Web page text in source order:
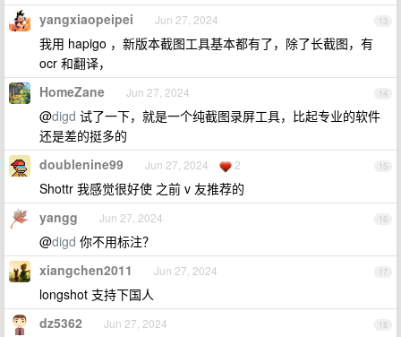
13
yangxiaopeipei Jun 27, 2024
我用 hapigo ，新版本截图工具基本都有了，除了长截图，有
ocr 和翻译，
14
HomeZane Jun 27, 2024
@digd 试了一下，就是一个纯截图录屏工具，比起专业的软件
还是差的挺多的
15
doublenine99 Jun 27, 2024 2
Shottr 我感觉很好使 之前 v 友推荐的
16
yangg Jun 27, 2024
@digd 你不用标注？
17
xiangchen2011 Jun 27, 2024
longshot 支持下国人
18
dz5362 Jun 27, 2024